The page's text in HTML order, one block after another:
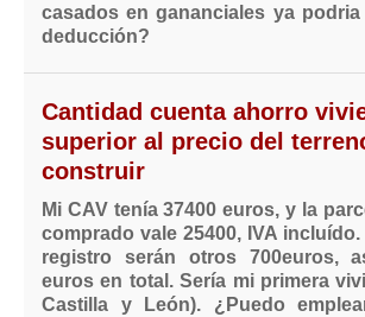
casados en gananciales ya podria
deducción?
Cantidad cuenta ahorro
superior al precio del
construir
Mi CAV tenía 37400 euros, y la
comprado vale 25400, IVA incluído.
registro serán otros 700euros,
euros en total. Sería mi primera
Castilla y León). ¿Puedo